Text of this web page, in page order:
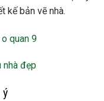
kế bản vẽ nhà.
nhà đẹp
ý